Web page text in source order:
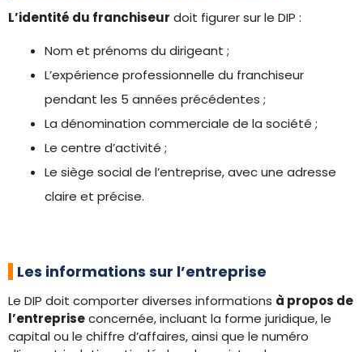
L’identité du franchiseur doit figurer sur le DIP :
Nom et prénoms du dirigeant ;
L’expérience professionnelle du franchiseur
pendant les 5 années précédentes ;
La dénomination commerciale de la société ;
Le centre d’activité ;
Le siège social de l’entreprise, avec une adresse
claire et précise.
Les informations sur l’entreprise
Le DIP doit comporter diverses informations à propos de
l’entrepriseconcernée, incluant la forme juridique, le
capital ou le chiffre d’affaires, ainsi que le numéro